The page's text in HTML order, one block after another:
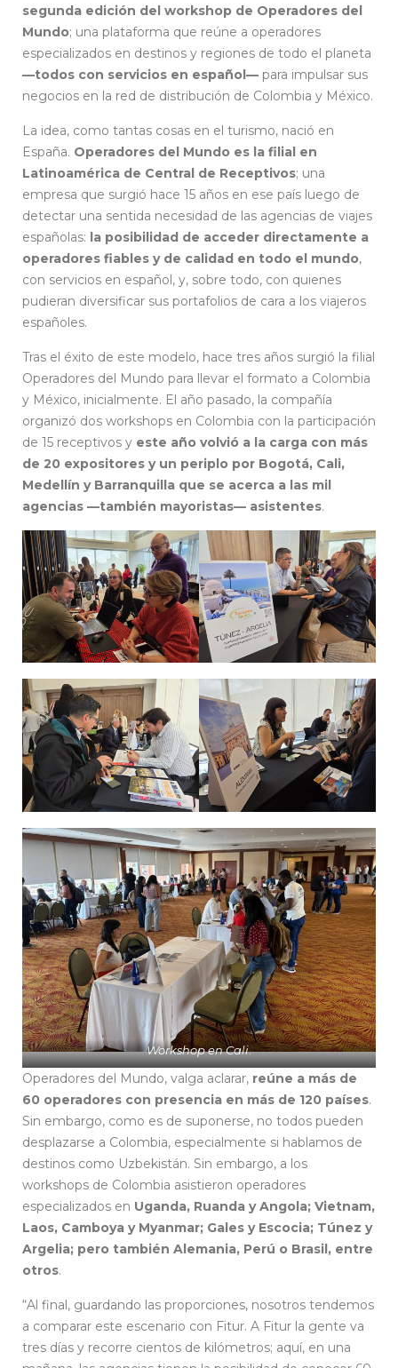
segunda edición del workshop de Operadores del
Mundo; una plataforma que reúne a operadores
especializados en destinos y regiones de todo el planeta
—todos con servicios en español— para impulsar sus
negocios en la red de distribución de Colombia y México.
La idea, como tantas cosas en el turismo, nació en
España. Operadores del Mundo es la filial en
Latinoamérica de Central de Receptivos; una
empresa que surgió hace 15 años en ese país luego de
detectar una sentida necesidad de las agencias de viajes
españolas: la posibilidad de acceder directamente a
operadores fiables y de calidad en todo el mundo,
con servicios en español, y, sobre todo, con quienes
pudieran diversificar sus portafolios de cara a los viajeros
españoles.
Tras el éxito de este modelo, hace tres años surgió la filial
Operadores del Mundo para llevar el formato a Colombia
y México, inicialmente. El año pasado, la compañía
organizó dos workshops en Colombia con la participación
de 15 receptivos y este año volvió a la carga con más
de 20 expositores y un periplo por Bogotá, Cali,
Medellín y Barranquilla que se acerca a las mil
agencias —también mayoristas— asistentes.
Workshop en Cali.
Operadores del Mundo, valga aclarar, reúne a más de
60 operadores con presencia en más de 120 países.
Sin embargo, como es de suponerse, no todos pueden
desplazarse a Colombia, especialmente si hablamos de
destinos como Uzbekistán. Sin embargo, a los
workshops de Colombia asistieron operadores
especializados en Uganda, Ruanda y Angola; Vietnam,
Laos, Camboya y Myanmar; Gales y Escocia; Túnez y
Argelia; pero también Alemania, Perú o Brasil, entre
otros.
“Al final, guardando las proporciones, nosotros tendemos
a comparar este escenario con Fitur. A Fitur la gente va
tres días y recorre cientos de kilómetros; aquí, en una